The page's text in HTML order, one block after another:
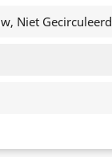
Niet Gecirculeerd